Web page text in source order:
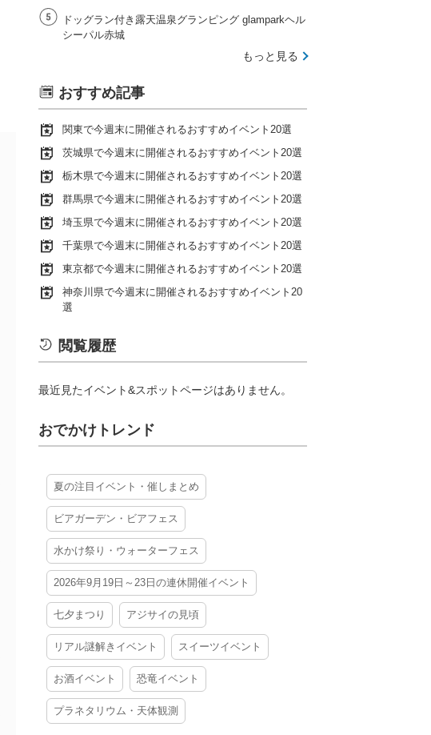
ドッグラン付き露天温泉グランピング glamparkヘル
シーパル赤城
もっと見る
おすすめ記事
関東で今週末に開催されるおすすめイベント20選
茨城県で今週末に開催されるおすすめイベント20選
栃木県で今週末に開催されるおすすめイベント20選
群馬県で今週末に開催されるおすすめイベント20選
埼玉県で今週末に開催されるおすすめイベント20選
千葉県で今週末に開催されるおすすめイベント20選
東京都で今週末に開催されるおすすめイベント20選
神奈川県で今週末に開催されるおすすめイベント20
選
閲覧履歴
最近見たイベント&スポットページはありません。
おでかけトレンド
夏の注目イベント・催しまとめ
ビアガーデン・ビアフェス
水かけ祭り・ウォーターフェス
2026年9月19日～23日の連休開催イベント
七夕まつり アジサイの見頃
リアル謎解きイベント スイーツイベント
お酒イベント 恐竜イベント
プラネタリウム・天体観測